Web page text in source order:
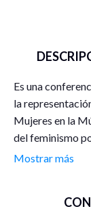
Es una
la
Mujeres en la
del feminismo
las formas de
Mostrar más